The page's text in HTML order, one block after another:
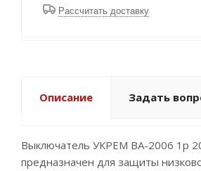
Рассчитать доставку
Описание Задать
Выключатель УКРЕМ ВА-2006 1р
предназначен для защиты